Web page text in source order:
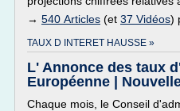
→ 540 Articles (et 37 Vidéos)
TAUX D INTERET HAUSSE »
L' Annonce des taux
Européenne |
Chaque mois, le Conseil